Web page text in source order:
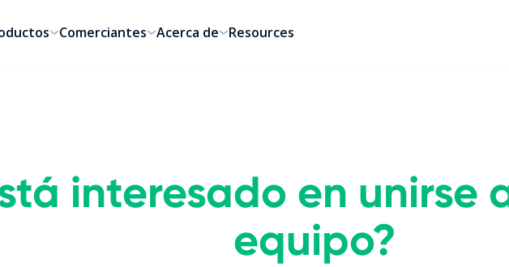
Comerciantes Acerca de Resources
interesado en unirse
equipo?